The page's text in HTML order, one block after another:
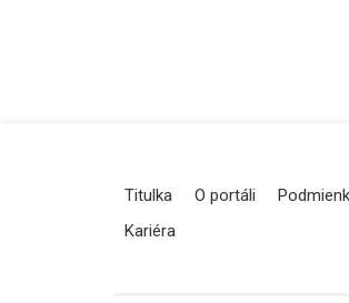
Titulka O portáli
Kariéra